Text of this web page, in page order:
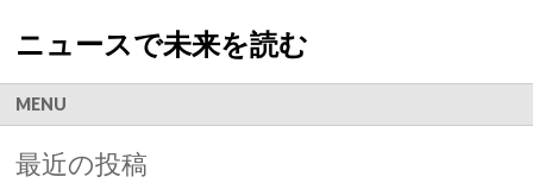
ニュースで未来を読む
MENU
最近の投稿